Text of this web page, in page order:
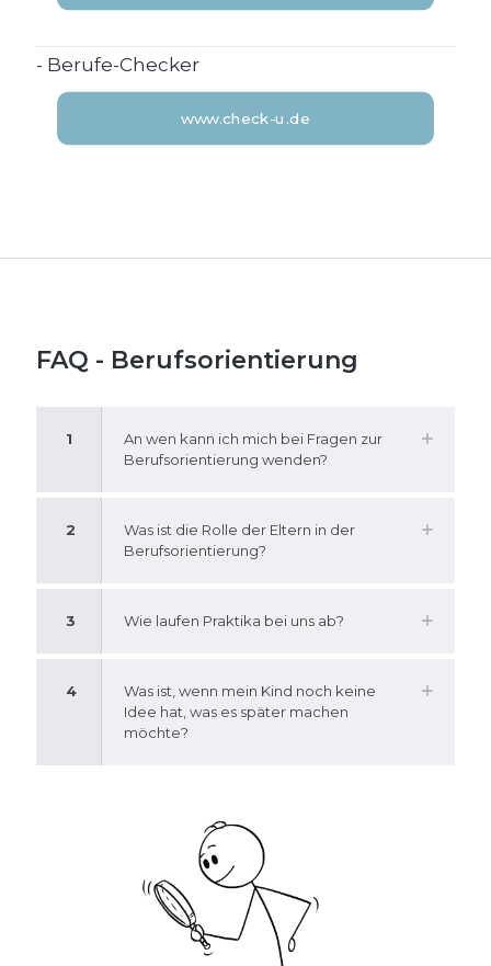
- Berufe-Checker
www.check-u.de
FAQ - Berufsorientierung
1
An wen kann ich mich bei Fragen zur
Berufsorientierung wenden?
2
Was ist die Rolle der Eltern in der
Berufsorientierung?
3 Wie laufen Praktika bei uns ab?
4
Was ist, wenn mein Kind noch keine
Idee hat, was es später machen
möchte?